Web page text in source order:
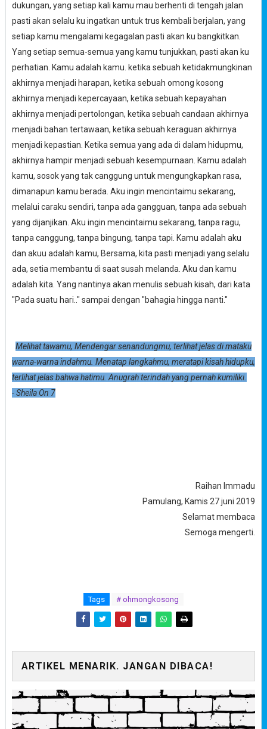
dukungan, yang setiap kali kamu mau berhenti di tengah jalan
pasti akan selalu ku ingatkan untuk trus kembali berjalan, yang
setiap kamu mengalami kegagalan pasti akan ku bangkitkan.
Yang setiap semua-semua yang kamu tunjukkan, pasti akan ku
perhatian. Kamu adalah kamu. ketika sebuah ketidakmungkinan
akhirnya menjadi harapan, ketika sebuah omong kosong
akhirnya menjadi kepercayaan, ketika sebuah kepayahan
akhirnya menjadi pertolongan, ketika sebuah candaan akhirnya
menjadi bahan tertawaan, ketika sebuah keraguan akhirnya
menjadi kepastian. Ketika semua yang ada di dalam hidupmu,
akhirnya hampir menjadi sebuah kesempurnaan. Kamu adalah
kamu, sosok yang tak canggung untuk mengungkapkan rasa,
dimanapun kamu berada. Aku ingin mencintaimu sekarang,
melalui caraku sendiri, tanpa ada gangguan, tanpa ada sebuah
yang dijanjikan. Aku ingin mencintaimu sekarang, tanpa ragu,
tanpa canggung, tanpa bingung, tanpa tapi. Kamu adalah aku
dan akuu adalah kamu, Bersama, kita pasti menjadi yang selalu
ada, setia membantu di saat susah melanda. Aku dan kamu
adalah kita. Yang nantinya akan menulis sebuah kisah, dari kata
"Pada suatu hari.." sampai dengan "bahagia hingga nanti."
Melihat tawamu, Mendengar senandungmu, terlihat jelas di mataku
warna-warna indahmu. Menatap langkahmu, meratapi kisah hidupku,
terlihat jelas bahwa hatimu. Anugrah terindah yang pernah kumiliki.
- Sheila On 7
Raihan Immadu
Pamulang, Kamis 27 juni 2019
Selamat membaca
Semoga mengerti.
Tags # ohmongkosong
ARTIKEL MENARIK. JANGAN DIBACA!